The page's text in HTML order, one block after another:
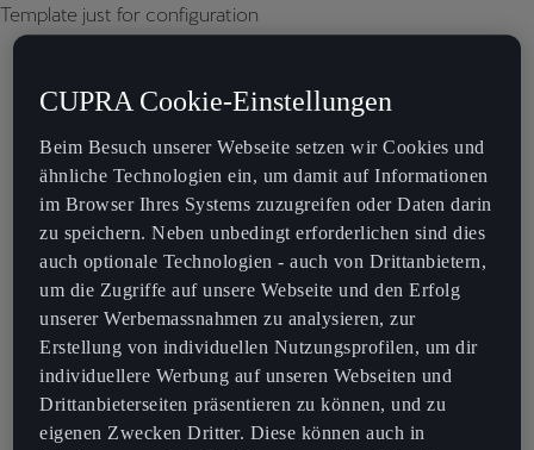
Template just for configuration
CUPRA Cookie-Einstellungen
Beim Besuch unserer Webseite setzen wir Cookies und
ähnliche Technologien ein, um damit auf Informationen
im Browser Ihres Systems zuzugreifen oder Daten darin
zu speichern. Neben unbedingt erforderlichen sind dies
auch optionale Technologien - auch von Drittanbietern,
um die Zugriffe auf unsere Webseite und den Erfolg
unserer Werbemassnahmen zu analysieren, zur
Erstellung von individuellen Nutzungsprofilen, um dir
individuellere Werbung auf unseren Webseiten und
Drittanbieterseiten präsentieren zu können, und zu
eigenen Zwecken Dritter. Diese können auch in